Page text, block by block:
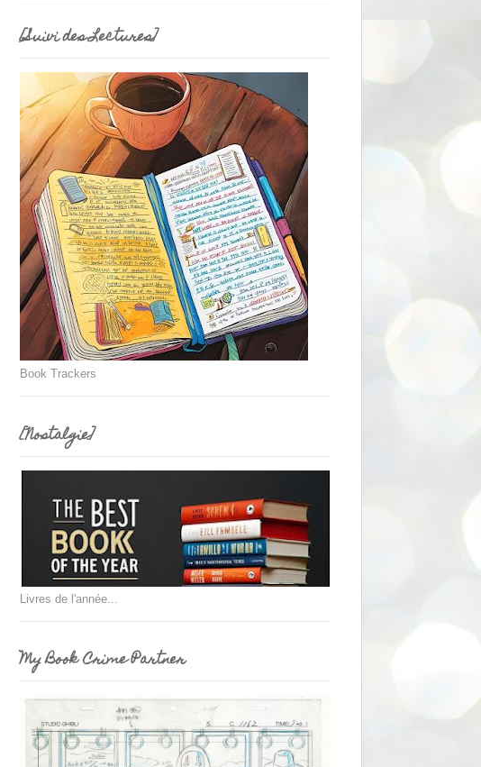
[Suivi des Lectures]
Book Trackers
[Nostalgie]
Livres de l'année...
My Book Crime Partner